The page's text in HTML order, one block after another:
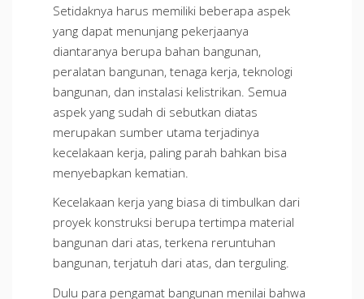
Setidaknya harus memiliki beberapa aspek
yang dapat menunjang pekerjaanya
diantaranya berupa bahan bangunan,
peralatan bangunan, tenaga kerja, teknologi
bangunan, dan instalasi kelistrikan. Semua
aspek yang sudah di sebutkan diatas
merupakan sumber utama terjadinya
kecelakaan kerja, paling parah bahkan bisa
menyebapkan kematian.
Kecelakaan kerja yang biasa di timbulkan dari
proyek konstruksi berupa tertimpa material
bangunan dari atas, terkena reruntuhan
bangunan, terjatuh dari atas, dan terguling.
Dulu para pengamat bangunan menilai bahwa